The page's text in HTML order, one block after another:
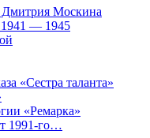
Дмитрия Москина
1941 — 1945
«Сестра таланта»
«Ремарка»
1991-го…